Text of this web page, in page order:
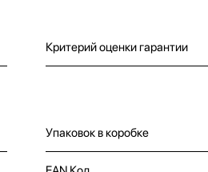
Критерий оценки гарантии
Упаковок в коробке